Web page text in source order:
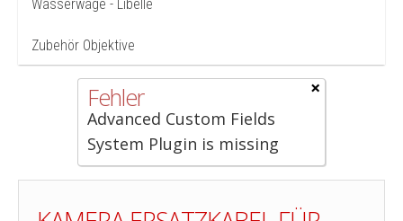
Wasserwage - Libelle
Zubehör Objektive
×
Fehler
Advanced Custom Fields
System Plugin is missing